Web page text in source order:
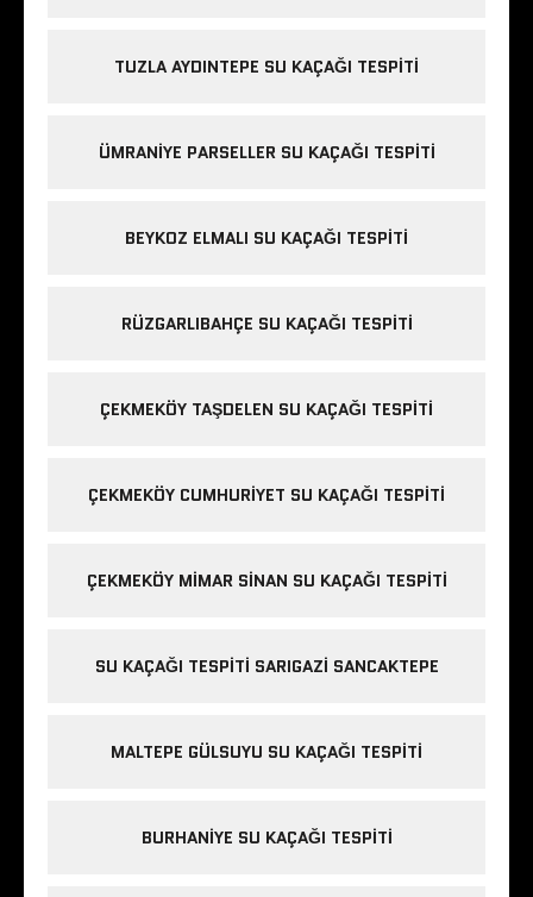
TUZLA AYDINTEPE SU KAÇAĞI TESPITI
ÜMRANIYE PARSELLER SU KAÇAĞI TESPITI
BEYKOZ ELMALI SU KAÇAĞI TESPITI
RÜZGARLIBAHÇE SU KAÇAĞI TESPITI
ÇEKMEKÖY TAŞDELEN SU KAÇAĞI TESPITI
ÇEKMEKÖY CUMHURIYET SU KAÇAĞI TESPITI
ÇEKMEKÖY MIMAR SINAN SU KAÇAĞI TESPITI
SU KAÇAĞI TESPITI SARIGAZI SANCAKTEPE
MALTEPE GÜLSUYU SU KAÇAĞI TESPITI
BURHANIYE SU KAÇAĞI TESPITI